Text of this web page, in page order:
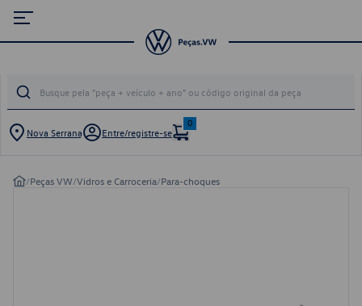
Nova Serrana Entre/registre-se
0
/Peças VW/Vidros e Carroceria/Para-choques